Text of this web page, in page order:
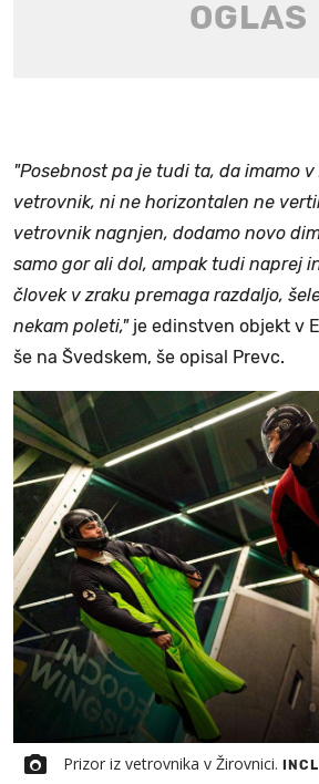
"Posebnost pa je tudi ta, da imamo
vetrovnik, ni ne horizontalen ne
vetrovnik nagnjen, dodamo novo
samo gor ali dol, ampak tudi naprej
človek v zraku premaga razdaljo,
nekam poleti,"je edinstven objekt v
še na Švedskem, še opisal Prevc.
Prizor iz vetrovnika v Žirovnici.